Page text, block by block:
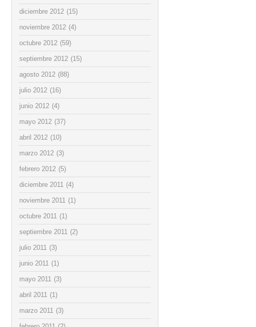
diciembre 2012 (15)
noviembre 2012 (4)
octubre 2012 (59)
septiembre 2012 (15)
agosto 2012 (88)
julio 2012 (16)
junio 2012 (4)
mayo 2012 (37)
abril 2012 (10)
marzo 2012 (3)
febrero 2012 (5)
diciembre 2011 (4)
noviembre 2011 (1)
octubre 2011 (1)
septiembre 2011 (2)
julio 2011 (3)
junio 2011 (1)
mayo 2011 (3)
abril 2011 (1)
marzo 2011 (3)